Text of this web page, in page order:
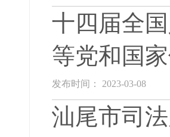
十四届全
等党和国
发布时间： 2023-03-08
汕尾市司